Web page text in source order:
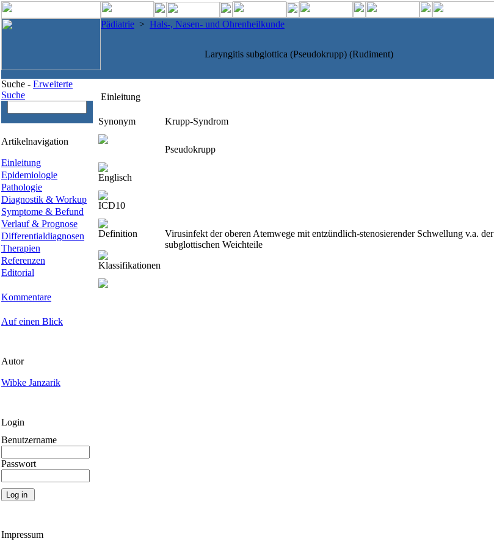
Pädiatrie > Hals-, Nasen- und Ohrenheilkunde
Laryngitis subglottica (Pseudokrupp) (Rudiment)
Suche - Erweiterte
Suche
Artikelnavigation
Einleitung
Epidemiologie
Pathologie
Diagnostik & Workup
Symptome & Befund
Verlauf & Prognose
Differentialdiagnosen
Therapien
Referenzen
Editorial
Kommentare
Auf einen Blick
Autor
Wibke Janzarik
Login
Benutzername
Passwort
Impressum
Einleitung
Synonym Krupp-Syndrom
Pseudokrupp
Englisch
ICD10
Definition
Virusinfekt der oberen Atemwege mit entzündlich-stenosierender Schwellung v.a. der
subglottischen Weichteile
Klassifikationen